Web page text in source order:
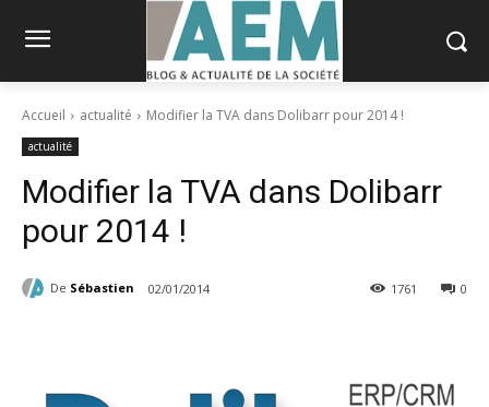
Accueil actualité Modifier la TVA dans Dolibarr pour 2014 !
actualité
Modifier la TVA dans Dolibarr
pour 2014 !
De Sébastien 02/01/2014 0
1761